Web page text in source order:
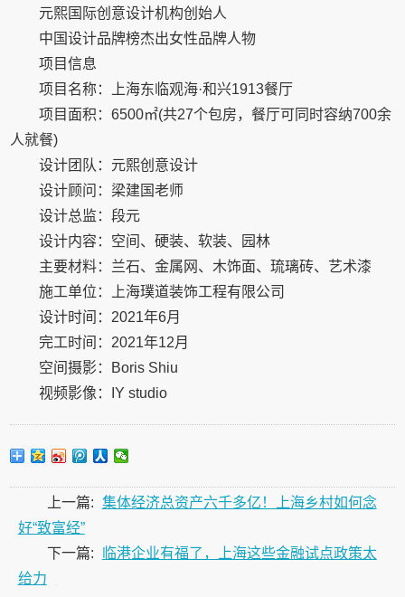
元熙国际创意设计机构创始人
中国设计品牌榜杰出女性品牌人物
项目信息
项目名称：上海东临观海·和兴1913餐厅
项目面积：6500㎡(共27个包房，餐厅可同时容纳700余
人就餐)
设计团队：元熙创意设计
设计顾问：梁建国老师
设计总监：段元
设计内容：空间、硬装、软装、园林
主要材料：兰石、金属网、木饰面、琉璃砖、艺术漆
施工单位：上海璞道装饰工程有限公司
设计时间：2021年6月
完工时间：2021年12月
空间摄影：Boris Shiu
视频影像：IY studio
上一篇: 集体经济总资产六千多亿！上海乡村如何念
好“致富经”
下一篇:
临港企业有福了，上海这些金融试点政策太
给力